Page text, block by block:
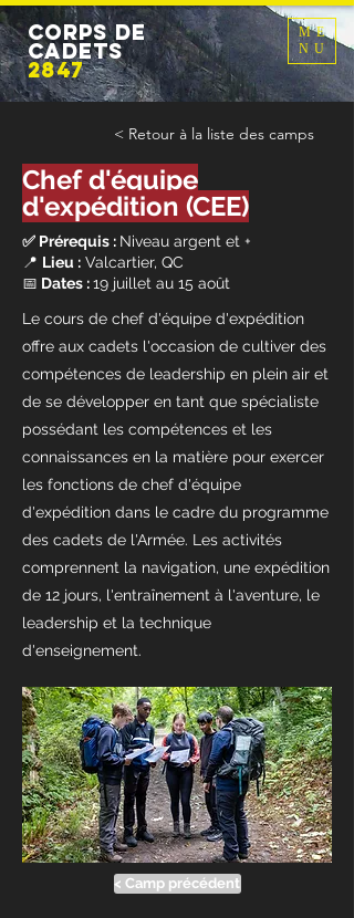
ME
NU
CORPS DE
CADETS
2847
< Retour à la liste des camps
Chef d'équipe
d'expédition (CEE)
✅ Prérequis : Niveau argent et +
📍 Lieu : Valcartier, QC
📅 Dates :19 juillet au 15 août
Le cours de chef d'équipe d'expédition
offre aux cadets l'occasion de cultiver des
compétences de leadership en plein air et
de se développer en tant que spécialiste
possédant les compétences et les
connaissances en la matière pour exercer
les fonctions de chef d'équipe
d'expédition dans le cadre du programme
des cadets de l'Armée. Les activités
comprennent la navigation, une expédition
de 12 jours, l'entraînement à l'aventure, le
leadership et la technique
d'enseignement.
< Camp précédent